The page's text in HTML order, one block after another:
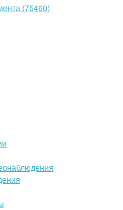
(75460)